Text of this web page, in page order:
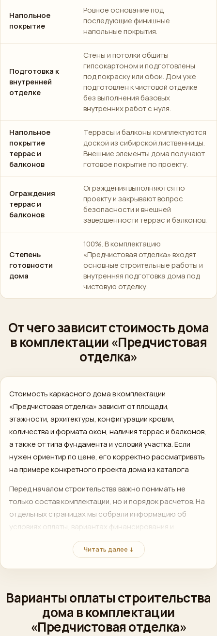
Напольное
покрытие
Ровное основание под
последующие финишные
напольные покрытия.
Подготовка к
внутренней
отделке
Стены и потолки обшиты
гипсокартоном и подготовлены
под покраску или обои. Дом уже
подготовлен к чистовой отделке
без выполнения базовых
внутренних работ с нуля.
Напольное
покрытие
террас и
балконов
Террасы и балконы комплектуются
доской из сибирской лиственницы.
Внешние элементы дома получают
готовое покрытие по проекту.
Ограждения
террас и
балконов
Ограждения выполняются по
проекту и закрывают вопрос
безопасности и внешней
завершенности террас и балконов.
Степень
готовности
дома
100%. В комплектацию
«Предчистовая отделка» входят
основные строительные работы и
внутренняя подготовка дома под
чистовую отделку.
От чего зависит стоимость дома
в комплектации «Предчистовая
отделка»
Стоимость каркасного дома в комплектации
«Предчистовая отделка» зависит от площади,
этажности, архитектуры, конфигурации кровли,
количества и формата окон, наличия террас и балконов,
а также от типа фундамента и условий участка. Если
нужен ориентир по цене, его корректно рассматривать
на примере конкретного проекта дома из каталога
Перед началом строительства важно понимать не
только состав комплектации, но и порядок расчетов. На
отдельных страницах мы собрали информацию об
условиях оплаты, вариантах финансирования и
решениях для заказчиков, которые планируют строить
каркасный дом с использованием ипотечных или
Читать далее ↓
Варианты оплаты строительства
дома в комплектации
«Предчистовая отделка»